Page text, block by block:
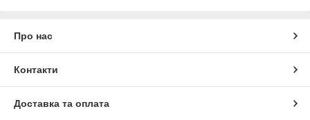
Про нас
Контакти
Доставка та оплата